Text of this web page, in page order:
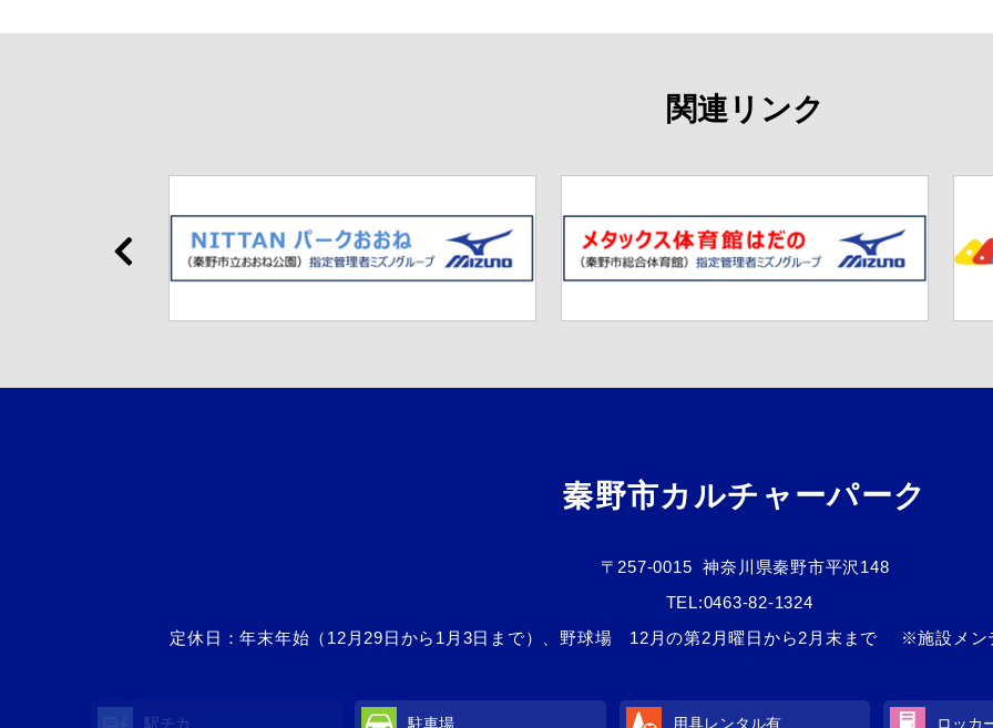
関連リンク
秦野市カルチャーパーク
〒257-0015
神奈川県秦野市平沢148
TEL:0463-82-1324
定休日：年末年始（12月29日から1月3日まで）、野球場 12月の第2月曜日から2月末まで ※施設メン
駅チカ 駐車場 用具レンタル有 ロッカ